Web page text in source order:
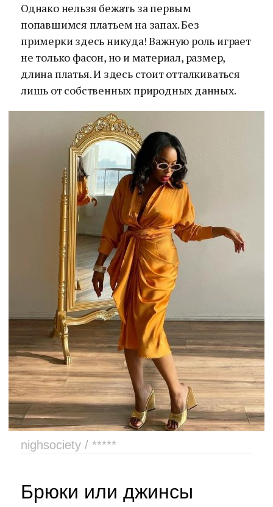
Однако нельзя бежать за первым
попавшимся платьем на запах. Без
примерки здесь никуда! Важную роль играет
не только фасон, но и материал, размер,
длина платья. И здесь стоит отталкиваться
лишь от собственных природных данных.
nighsociety / *****
Брюки или джинсы